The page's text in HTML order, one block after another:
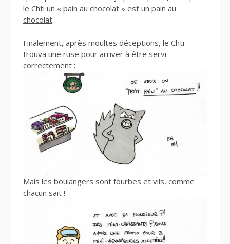
le Chti un « pain au chocolat » est un pain au
chocolat.
Finalement, après moultes déceptions, le Chti
trouva une ruse pour arriver à être servi
correctement :
Mais les boulangers sont fourbes et vils, comme
chacun sait !